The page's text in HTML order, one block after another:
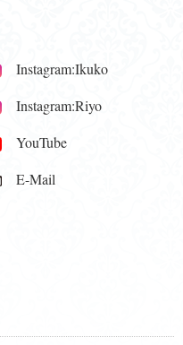
Instagram:Ikuko
Instagram:Riyo
YouTube
E-Mail